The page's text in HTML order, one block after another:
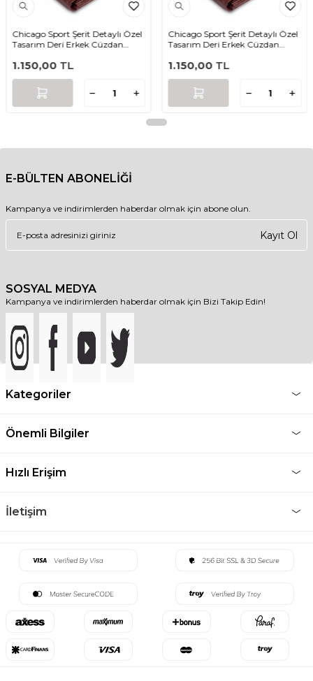
Chicago Sport Şerit Detaylı Özel
Tasarım Deri Erkek Cüzdan
1.150,00 TL
Chicago Sport Şerit Detaylı Özel
Tasarım Deri Erkek Cüzdan
1.150,00 TL
E-BÜLTEN ABONELİĞİ
Kampanya ve indirimlerden haberdar olmak için abone olun.
Kayıt Ol
SOSYAL MEDYA
Kampanya ve indirimlerden haberdar olmak için Bizi Takip Edin!
Kategoriler
Önemli Bilgiler
Hızlı Erişim
İletişim